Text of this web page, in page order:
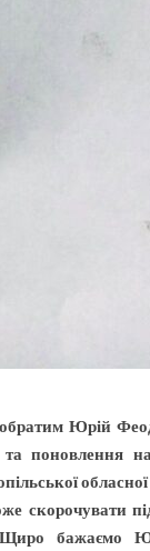
Юрій
поновлення
скорочувати
Щиро